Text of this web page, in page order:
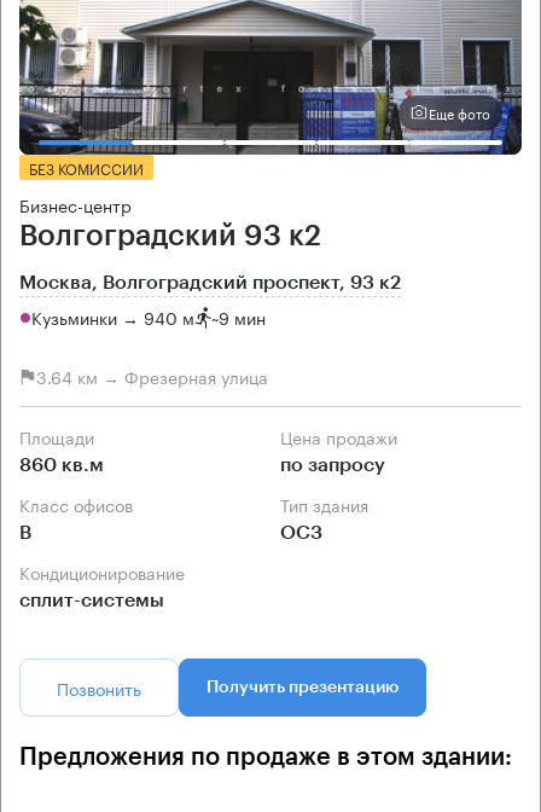
Еще фото
БЕЗ КОМИССИИ
Бизнес-центр
Волгоградский 93 к2
Москва, Волгоградский проспект, 93 к2
Кузьминки → 940 м ~9 мин
3.64 км → Фрезерная улица
Площади
860 кв.м
Цена продажи
по запросу
Класс офисов
B
Тип здания
ОСЗ
Кондиционирование
сплит-системы
Позвонить Получить презентацию
Предложения по продаже в этом здании: